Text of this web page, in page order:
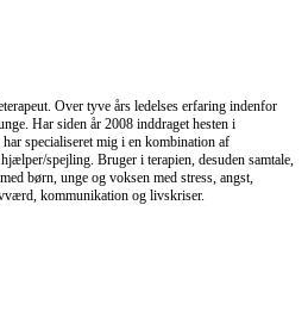
Over tyve års ledelses erfaring indenfor
Har siden år 2008 inddraget hesten i
specialiseret mig i en kombination af
spejling. Bruger i terapien, desuden samtale,
børn, unge og voksen med stress, angst,
kommunikation og livskriser.